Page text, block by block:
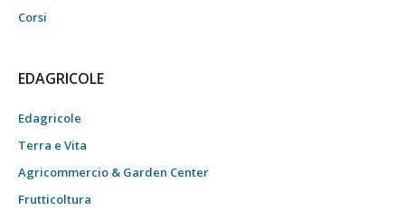
Corsi
EDAGRICOLE
Edagricole
Terra e Vita
Agricommercio & Garden Center
Frutticoltura